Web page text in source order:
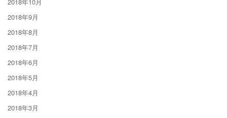
2018年9月
2018年8月
2018年7月
2018年6月
2018年5月
2018年4月
2018年3月